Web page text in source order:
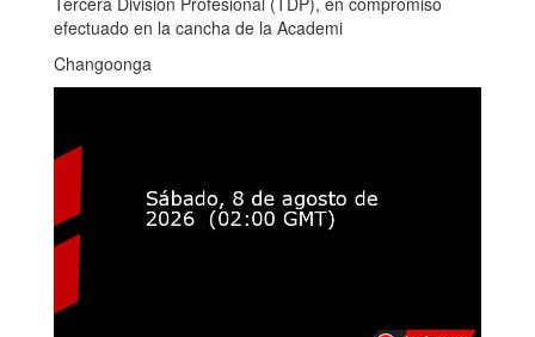
efectuado en la cancha de la Academi
Changoonga